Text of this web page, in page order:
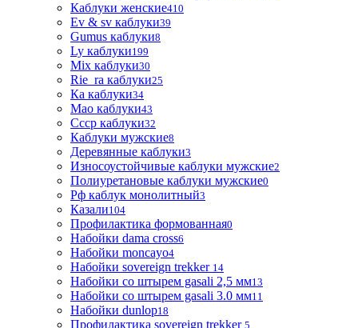
Каблуки женские410
Ev & sv каблуки39
Gumus каблуки8
Ly каблуки199
Mix каблуки30
Rie_ra каблуки25
Ка каблуки34
Мао каблуки43
Ссср каблуки32
Каблуки мужские8
Деревянные каблуки3
Износоустойчивые каблуки мужские2
Полиуретановые каблуки мужские0
Рф каблук монолитный3
Казали104
Профилактика формованная0
Набойки dama cross6
Набойки moncayo4
Набойки sovereign trekker 14
Набойки со штырем gasali 2,5 мм13
Набойки со штырем gasali 3.0 мм11
Набойки dunlop18
Профилактика sovereign trekker 5